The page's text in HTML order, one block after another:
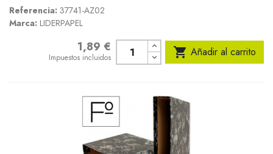
Referencia: 37741-AZ02
Marca: LIDERPAPEL
1,89 €
Impuestos incluidos  Añadir al carrito